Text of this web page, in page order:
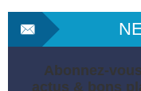
Abonnez-
actus & bons